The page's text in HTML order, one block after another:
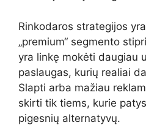
Rinkodaros strategijos
„premium“ segmento
yra linkę mokėti daugiau
paslaugas, kurių realiai
Slapti arba mažiau
skirti tik tiems, kurie
pigesnių alternatyvų.